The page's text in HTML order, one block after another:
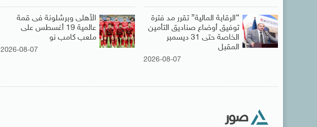
الأهلى وبرشلونة فى قمة
عالمية 19 أغسطس على
ملعب كامب نو
2026-08-07
“الرقابة المالية” تقرر مد فترة
توفيق أوضاع صناديق التأمين
الخاصة حتى 31 ديسمبر
المقبل
2026-08-07
صور